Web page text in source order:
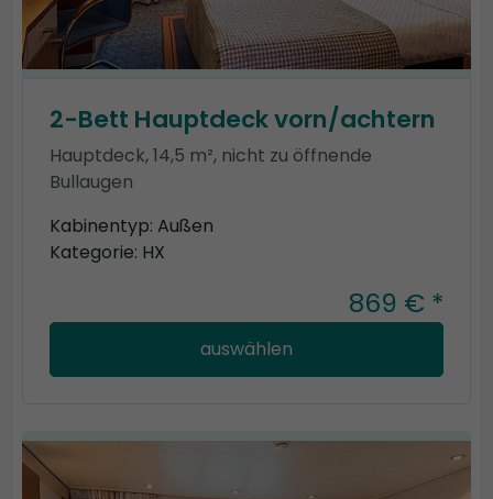
2-Bett Hauptdeck vorn/achtern
Hauptdeck, 14,5 m², nicht zu öffnende
Bullaugen
Kabinentyp: Außen
Kategorie: HX
869 € *
auswählen